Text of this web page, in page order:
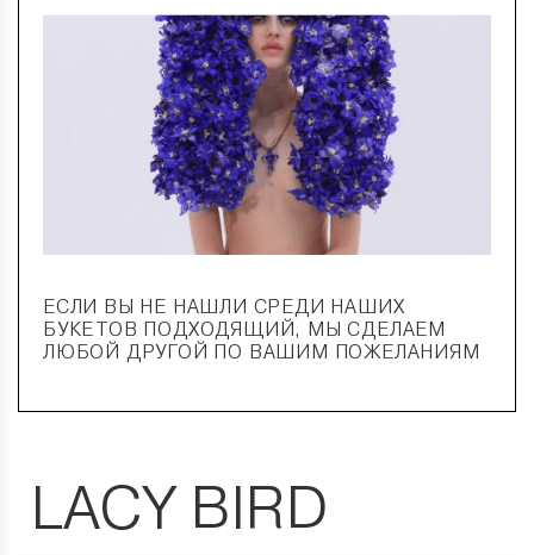
ЕСЛИ ВЫ НЕ НАШЛИ СРЕДИ НАШИХ
БУКЕТОВ ПОДХОДЯЩИЙ, МЫ СДЕЛАЕМ
ЛЮБОЙ ДРУГОЙ ПО ВАШИМ ПОЖЕЛАНИЯМ
LACY BIRD